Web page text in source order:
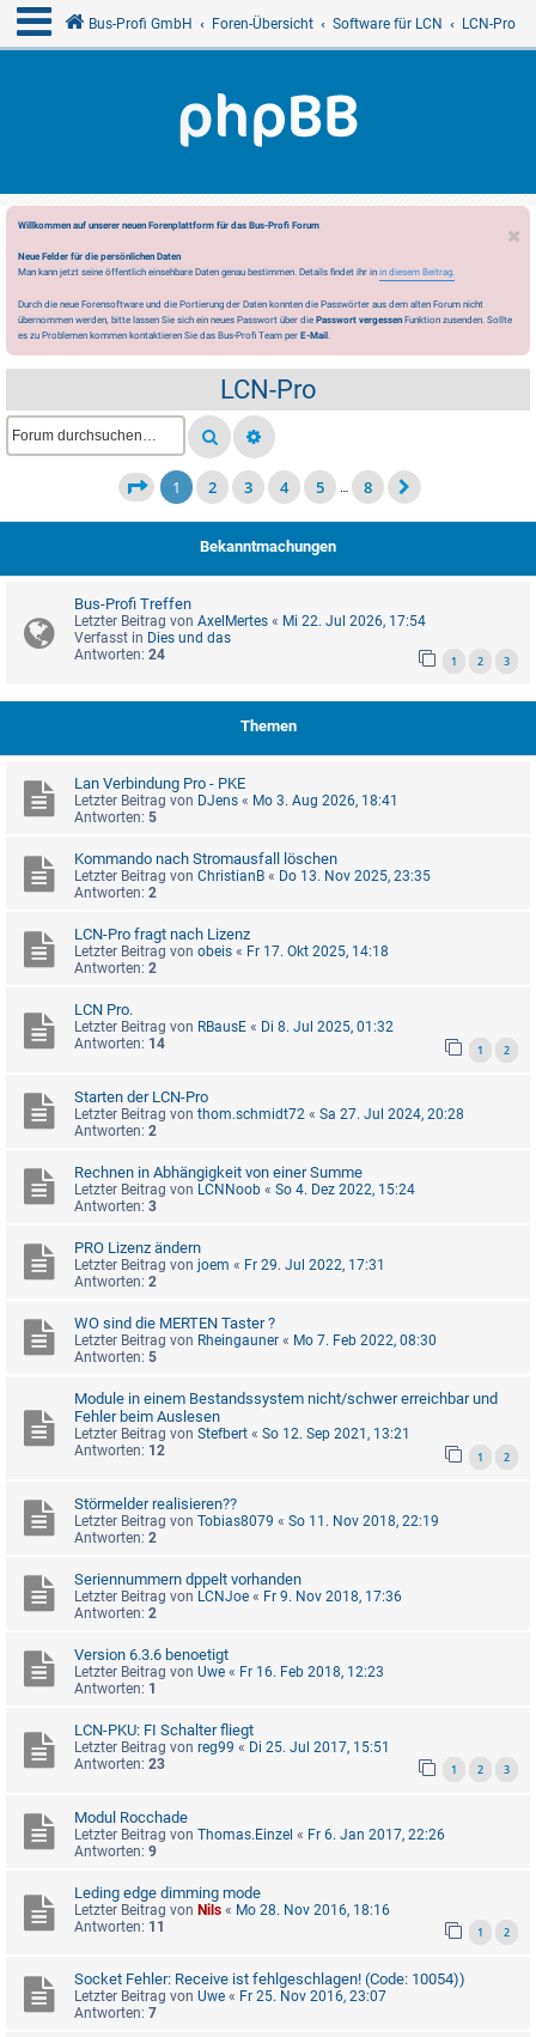
Bus-Profi GmbH Foren-Übersicht Software für LCN LCN-Pro
Willkommen auf unserer neuen Forenplattform für das Bus-Profi Forum
Neue Felder für die persönlichen Daten
Man kann jetzt seine öffentlich einsehbare Daten genau bestimmen. Details findet ihr in in diesem Beitrag.
Durch die neue Forensoftware und die Portierung der Daten konnten die Passwörter aus dem alten Forum nicht
übernommen werden, bitte lassen Sie sich ein neues Passwort über die Passwort vergessen Funktion zusenden. Sollte
es zu Problemen kommen kontaktieren Sie das Bus-Profi Team per E-Mail.
LCN-Pro
1 2 3 4 5 … 8
Bekanntmachungen
Bus-Profi Treffen
Letzter Beitrag von AxelMertes « Mi 22. Jul 2026, 17:54
Verfasst in Dies und das
Antworten: 24 1 2 3
Themen
Lan Verbindung Pro - PKE
Letzter Beitrag von DJens « Mo 3. Aug 2026, 18:41
Antworten: 5
Kommando nach Stromausfall löschen
Letzter Beitrag von ChristianB « Do 13. Nov 2025, 23:35
Antworten: 2
LCN-Pro fragt nach Lizenz
Letzter Beitrag von obeis « Fr 17. Okt 2025, 14:18
Antworten: 2
LCN Pro.
Letzter Beitrag von RBausE « Di 8. Jul 2025, 01:32
Antworten: 14 1 2
Starten der LCN-Pro
Letzter Beitrag von thom.schmidt72 « Sa 27. Jul 2024, 20:28
Antworten: 2
Rechnen in Abhängigkeit von einer Summe
Letzter Beitrag von LCNNoob « So 4. Dez 2022, 15:24
Antworten: 3
PRO Lizenz ändern
Letzter Beitrag von joem « Fr 29. Jul 2022, 17:31
Antworten: 2
WO sind die MERTEN Taster ?
Letzter Beitrag von Rheingauner « Mo 7. Feb 2022, 08:30
Antworten: 5
Module in einem Bestandssystem nicht/schwer erreichbar und
Fehler beim Auslesen
Letzter Beitrag von Stefbert « So 12. Sep 2021, 13:21
Antworten: 12 1 2
Störmelder realisieren??
Letzter Beitrag von Tobias8079 « So 11. Nov 2018, 22:19
Antworten: 2
Seriennummern dppelt vorhanden
Letzter Beitrag von LCNJoe « Fr 9. Nov 2018, 17:36
Antworten: 2
Version 6.3.6 benoetigt
Letzter Beitrag von Uwe « Fr 16. Feb 2018, 12:23
Antworten: 1
LCN-PKU: FI Schalter fliegt
Letzter Beitrag von reg99 « Di 25. Jul 2017, 15:51
Antworten: 23 1 2 3
Modul Rocchade
Letzter Beitrag von Thomas.Einzel « Fr 6. Jan 2017, 22:26
Antworten: 9
Leding edge dimming mode
Letzter Beitrag von Nils « Mo 28. Nov 2016, 18:16
Antworten: 11 1 2
Socket Fehler: Receive ist fehlgeschlagen! (Code: 10054))
Letzter Beitrag von Uwe « Fr 25. Nov 2016, 23:07
Antworten: 7